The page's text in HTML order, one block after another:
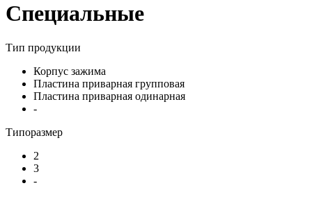
Специальные
Тип продукции
Корпус зажима
Пластина приварная групповая
Пластина приварная одинарная
-
Типоразмер
2
3
-